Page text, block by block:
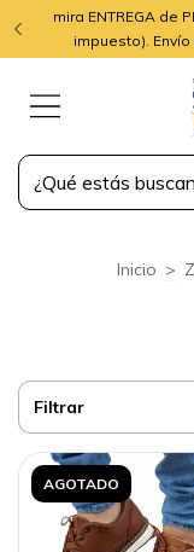
mira ENTREGA de
impuesto). Envío
Inicio >
Filtrar
AGOTADO